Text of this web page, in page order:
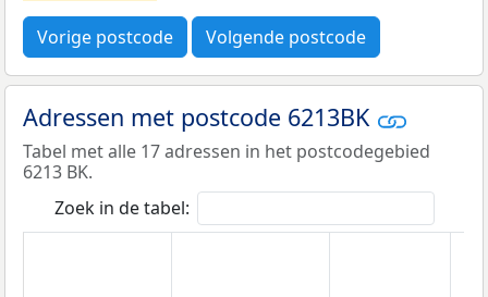
Vorige postcode Volgende postcode
Adressen met postcode 6213BK
Tabel met alle 17 adressen in het postcodegebied
6213 BK.
Zoek in de tabel: